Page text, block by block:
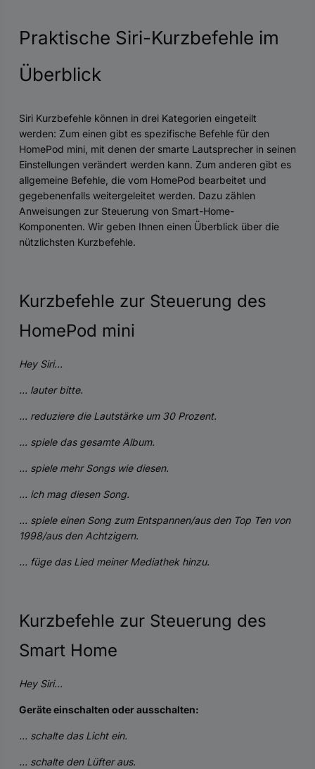
Praktische Siri-Kurzbefehle im
Überblick
Siri Kurzbefehle können in drei Kategorien eingeteilt
werden: Zum einen gibt es spezifische Befehle für den
HomePod mini, mit denen der smarte Lautsprecher in seinen
Einstellungen verändert werden kann. Zum anderen gibt es
allgemeine Befehle, die vom HomePod bearbeitet und
gegebenenfalls weitergeleitet werden. Dazu zählen
Anweisungen zur Steuerung von Smart-Home-
Komponenten. Wir geben Ihnen einen Überblick über die
nützlichsten Kurzbefehle.
Kurzbefehle zur Steuerung des
HomePod mini
Hey Siri...
... lauter bitte.
... reduziere die Lautstärke um 30 Prozent.
... spiele das gesamte Album.
... spiele mehr Songs wie diesen.
... ich mag diesen Song.
... spiele einen Song zum Entspannen/aus den Top Ten von
1998/aus den Achtzigern.
... füge das Lied meiner Mediathek hinzu.
Kurzbefehle zur Steuerung des
Smart Home
Hey Siri...
Geräte einschalten oder ausschalten:
... schalte das Licht ein.
... schalte den Lüfter aus.